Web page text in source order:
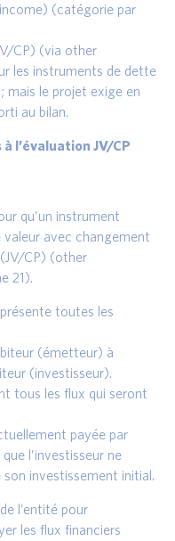
(catégorie par
CP) (via other
les instruments de dette
mais le projet exige en
au bilan.
l’évaluation JV/CP
qu’un instrument
avec changement
CP) (other
21).
toutes les
(émetteur) à
(investisseur).
tous les flux qui seront
payée par
l’investisseur ne
investissement initial.
l’entité pour
les flux financiers